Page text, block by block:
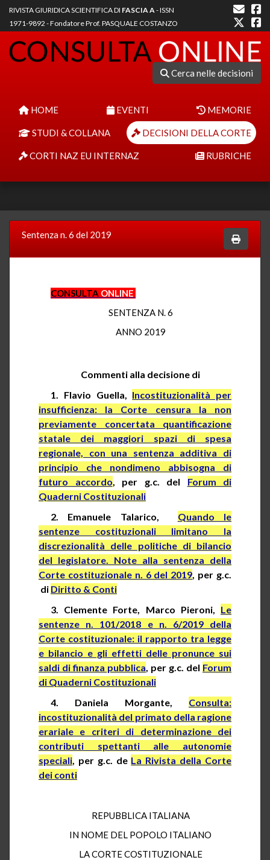
RIVISTA GIURIDICA SCIENTIFICA DI FASCIA A- ISSN
1971-9892 - Fondatore Prof. PASQUALE COSTANZO
Cerca nelle decisioni
HOME EVENTI MEMORIE
STUDI & COLLANA DECISIONI DELLA CORTE
CORTI NAZ EU INTERNAZ RUBRICHE
Sentenza n. 6 del 2019
CONSULTA ONLINE
SENTENZA N. 6
ANNO 2019
Commenti alla decisione di
1. Flavio Guella
Incostituzionalità per
insufficienza: la Corte censura la non
previamente concertata quantificazione
statale dei maggiori spazi di spesa
regionale, con una sentenza additiva di
principio che nondimeno abbisogna di
futuro accordo , per g.c. del Forum di
Quaderni Costituzionali
2. Emanuele Talarico, Quando le
sentenze costituzionali limitano la
discrezionalità delle politiche di bilancio
del legislatore. Note alla sentenza della
Corte costituzionale n. 6 del 2019 , per g.c.
di Diritto & Conti
3.
Clemente Forte, Marco Pieroni, Le
sentenze n. 101/2018 e n. 6/2019 della
Corte costituzionale: il rapporto tra legge
e bilancio e gli effetti delle pronunce sui
saldi di finanza pubblica , per g.c. del Forum
di Quaderni Costituzionali
4. Daniela Morgante, Consulta:
incostituzionalità del primato della ragione
erariale e criteri di determinazione dei
contributi spettanti alle autonomie
speciali , per g.c. de La Rivista della Corte
dei conti
REPUBBLICA ITALIANA
IN NOME DEL POPOLO ITALIANO
LA CORTE COSTITUZIONALE